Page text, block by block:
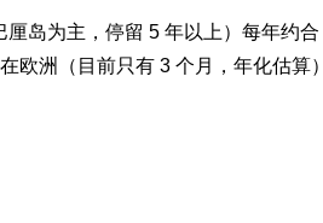
岛为主，停留 5 年以上）每年约合
欧洲（目前只有 3 个月，年化估算）